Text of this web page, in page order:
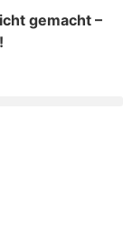
gemacht –